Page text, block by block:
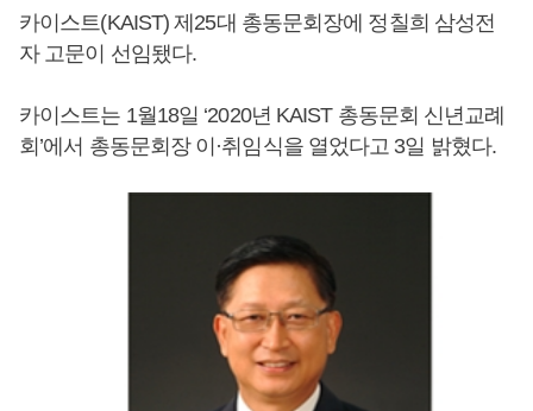
카이스트(KAIST) 제25대 총동문회장에 정칠희 삼성전
자 고문이 선임됐다.
카이스트는 1월18일 ‘2020년 KAIST 총동문회 신년교례
회’에서 총동문회장 이·취임식을 열었다고 3일 밝혔다.